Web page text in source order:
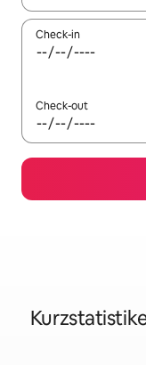
Check-in
Check-out